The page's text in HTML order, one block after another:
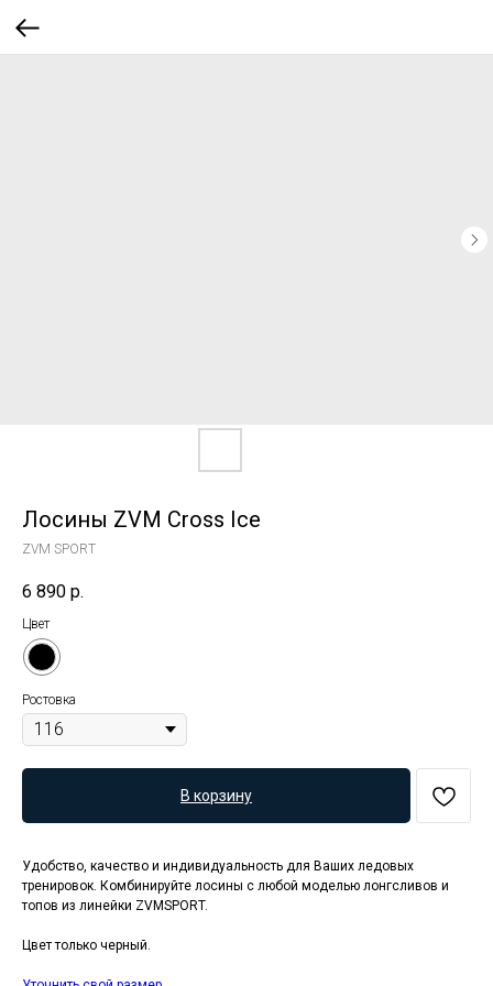
Лосины ZVM Cross Ice
ZVM SPORT
6 890 р.
Цвет
Ростовка
В корзину
Удобство, качество и индивидуальность для Ваших ледовых
тренировок. Комбинируйте лосины с любой моделью лонгсливов и
топов из линейки ZVMSPORT.
Цвет только черный.